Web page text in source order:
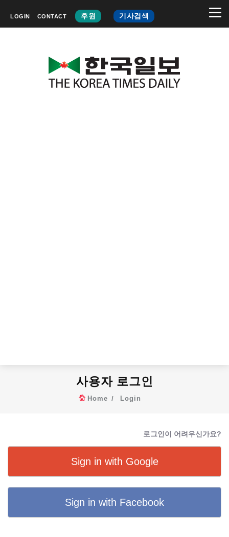
LOGIN CONTACT 후원 기사검색
사용자 로그인
Home Login
로그인이 어려우신가요?
Sign in with Google
Sign in with Facebook